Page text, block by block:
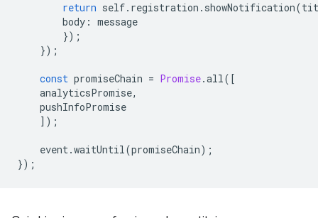
return self. registration . showNotification(
body : message
});
});
const promiseChain = Promise.all([
analyticsPromise,
pushInfoPromise
]);
event.waitUntil(promiseChain);
});